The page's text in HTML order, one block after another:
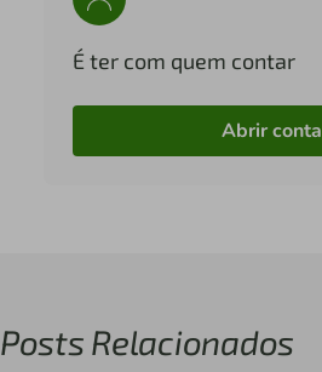
É ter com quem contar
Abrir conta
Posts Relacionados